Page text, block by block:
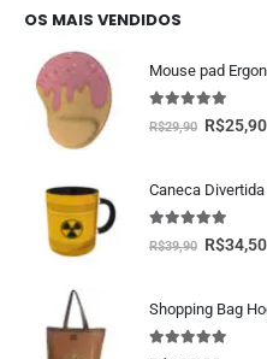
OS MAIS VENDIDOS
Mouse pad
5.00 fora de 5
R$29,90 R$25,90
5.00 fora de 5
R$39,90 R$34,50
Shopping Bag